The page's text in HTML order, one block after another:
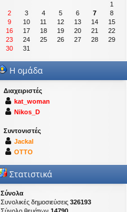
1
2
3 4 5 6 7
8
9
10 11 12 13 14
15
16
17 18 19 20 21
22
23
24 25 26 27 28
29
30
31
Η ομάδα
Διαχειριστές
kat_woman
Nikos_D
Συντονιστές
Jackal
OTTO
Στατιστικά
Σύνολα
Συνολικές δημοσιεύσεις326193